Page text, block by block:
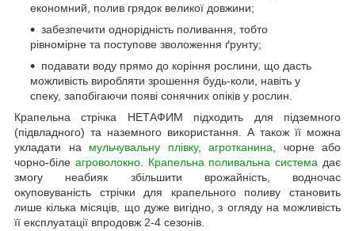
економний, полив грядок великої довжини;
забезпечити однорідність поливання, тобто
рівномірне та поступове зволоження ґрунту;
подавати воду прямо до коріння рослини, що дасть
можливість виробляти зрошення будь-коли, навіть у
спеку, запобігаючи появі сонячних опіків у рослин.
Крапельна стрічка НЕТАФИМ підходить для підземного
(підвладного) та наземного використання. А також її можна
укладати на мульчувальну плівку, агротканина , чорне або
чорно-біле агроволокно. Крапельна поливальна система дає
змогу неабияк збільшити врожайність, водночас
окуповуваність стрічки для крапельного поливу становить
лише кілька місяців, що дуже вигідно, з огляду на можливість
її експлуатації впродовж 2-4 сезонів.